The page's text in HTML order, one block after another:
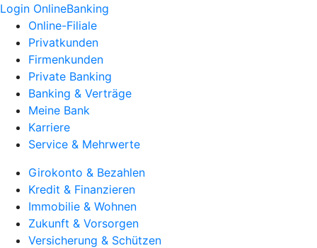
Login OnlineBanking
Online-Filiale
Privatkunden
Firmenkunden
Private Banking
Banking & Verträge
Meine Bank
Karriere
Service & Mehrwerte
Girokonto & Bezahlen
Kredit & Finanzieren
Immobilie & Wohnen
Zukunft & Vorsorgen
Versicherung & Schützen